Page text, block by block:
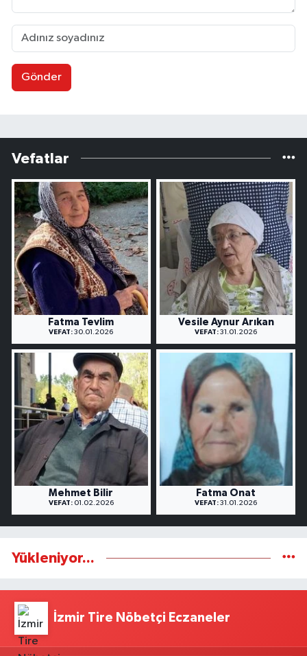
Gönder
Vefatlar
Fatma Tevlim
VEFAT: 30.01.2026
Vesile Aynur Arıkan
VEFAT: 31.01.2026
Mehmet Bilir
VEFAT:01.02.2026
Fatma Onat
VEFAT: 31.01.2026
Yükleniyor...
İzmir Tire Nöbetçi Eczaneler